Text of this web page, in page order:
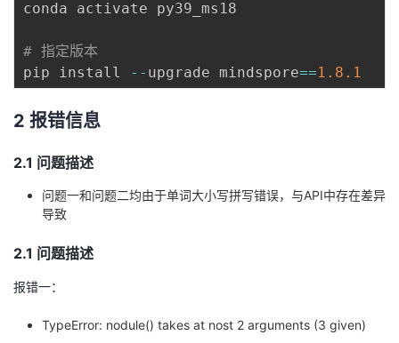
客
论
的
我
播
活
的
注
我
开
发
的
Programs
我
的
conda activate py39_ms18
# 指定版本
pip install
- - upgrade mindspore==1.8 .1
2 报错信息
2.1 问题描述
问题一和问题二均由于单词大小写拼写错误，与API中存在差异
导致
2.1 问题描述
报错一：
TypeError: nodule() takes at nost 2 arguments (3 given)